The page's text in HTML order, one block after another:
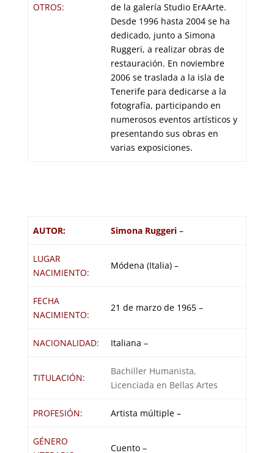
OTROS:
de la galería Studio ErAArte.
Desde 1996 hasta 2004 se ha
dedicado, junto a Simona
Ruggeri, a realizar obras de
restauración. En noviembre
2006 se traslada a la isla de
Tenerife para dedicarse a la
fotografía, participando en
numerosos eventos artísticos y
presentando sus obras en
varias exposiciones.
AUTOR: Simona Ruggeri –
LUGAR
NACIMIENTO:
Módena (Italia) –
FECHA
NACIMIENTO:
21 de marzo de 1965 –
NACIONALIDAD: Italiana –
TITULACIÓN:
Bachiller Humanista,
Licenciada en Bellas Artes
PROFESIÓN: Artista múltiple –
GÉNERO
Cuento –